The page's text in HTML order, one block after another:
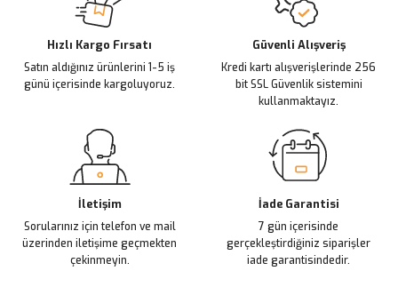
Ürün bilgilerinde hatalar bulunuyor.
Ürün fiyatı diğer sitelerden daha pahalı.
Bu ürüne benzer farklı alternatifler olmalı.
Hızlı Kargo Fırsatı
Satın aldığınız ürünlerini 1-5 iş
günü içerisinde kargoluyoruz.
Güvenli Alışveriş
Kredi kartı alışverişlerinde 256
bit SSL Güvenlik sistemini
kullanmaktayız.
İletişim
Sorularınız için telefon ve mail
üzerinden iletişime geçmekten
çekinmeyin.
İade Garantisi
7 gün içerisinde
gerçekleştirdiğiniz siparişler
iade garantisindedir.